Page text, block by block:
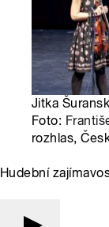
Jitka
Foto:
rozhlas,
Hudební